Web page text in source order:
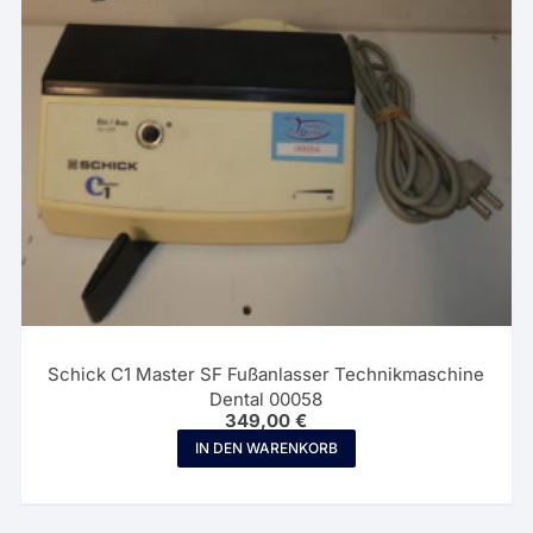
Schick C1 Master SF Fußanlasser Technikmaschine
Dental 00058
349,00€
IN DEN WARENKORB